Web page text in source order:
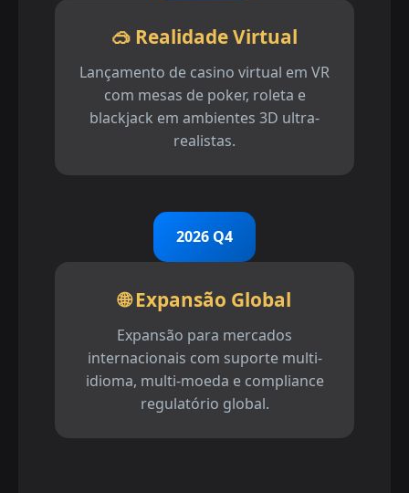
🥽 Realidade Virtual
Lançamento de casino virtual em VR
com mesas de poker, roleta e
blackjack em ambientes 3D ultra-
realistas.
2026 Q4
🌐 Expansão Global
Expansão para mercados
internacionais com suporte multi-
idioma, multi-moeda e compliance
regulatório global.